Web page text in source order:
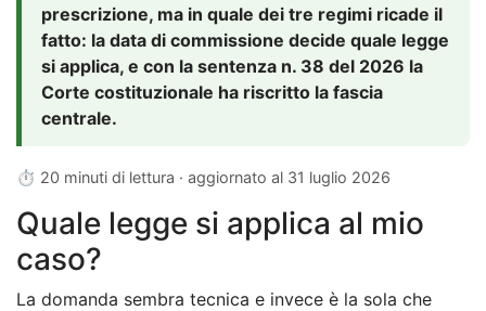
prescrizione, ma in quale dei tre regimi ricade il
fatto: la data di commissione decide quale legge
si applica, e con la sentenza n. 38 del 2026 la
Corte costituzionale ha riscritto la fascia
centrale.
⏱ 20 minuti di lettura · aggiornato al 31 luglio 2026
Quale legge si applica al mio
caso?
La domanda sembra tecnica e invece è la sola che